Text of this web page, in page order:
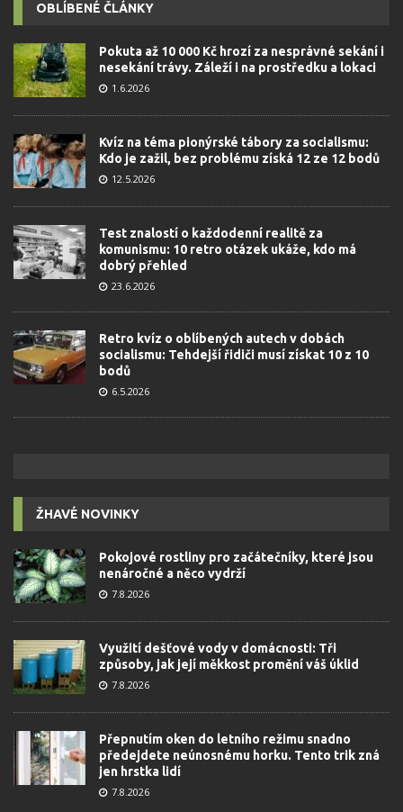
OBLÍBENÉ ČLÁNKY
Pokuta až 10 000 Kč hrozí za nesprávné sekání i
nesekání trávy. Záleží i na prostředku a lokaci
1.6.2026
Kvíz na téma pionýrské tábory za socialismu:
Kdo je zažil, bez problému získá 12 ze 12 bodů
12.5.2026
Test znalostí o každodenní realitě za
komunismu: 10 retro otázek ukáže, kdo má
dobrý přehled
23.6.2026
Retro kvíz o oblíbených autech v dobách
socialismu: Tehdejší řidiči musí získat 10 z 10
bodů
6.5.2026
ŽHAVÉ NOVINKY
Pokojové rostliny pro začátečníky, které jsou
nenáročné a něco vydrží
7.8.2026
Využití dešťové vody v domácnosti: Tři
způsoby, jak její měkkost promění váš úklid
7.8.2026
Přepnutím oken do letního režimu snadno
předejdete neúnosnému horku. Tento trik zná
jen hrstka lidí
7.8.2026